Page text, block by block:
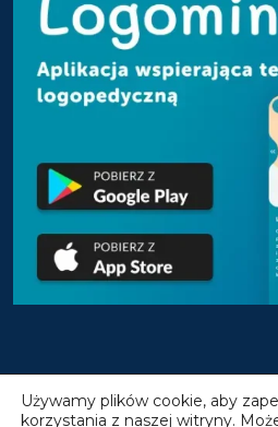
Używamy plików cookie, aby
korzystania z naszej witryny.